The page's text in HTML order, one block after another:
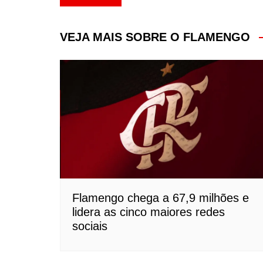
de
Post
VEJA MAIS SOBRE O FLAMENGO
Flamengo chega a 67,9 milhões e
lidera as cinco maiores redes
sociais